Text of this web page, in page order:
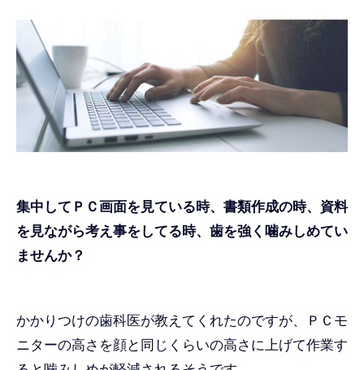
集中してＰＣ画面を見ている時、書類作成の時、資料
を見ながら考え事をしてる時、歯を強く噛みしめてい
ませんか？
かかりつけの歯科医が教えてくれたのですが、ＰＣモ
ニターの高さを顔と同じくらいの高さに上げて作業す